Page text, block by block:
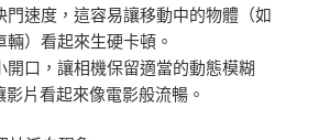
門速度，這容易讓移動中的物體（如
）看起來生硬卡頓。
開口，讓相機保留適當的動態模糊
影片看起來像電影般流暢。